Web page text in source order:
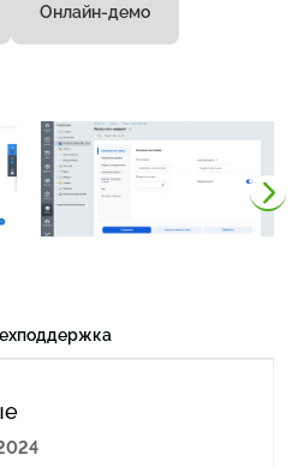
Онлайн-демо